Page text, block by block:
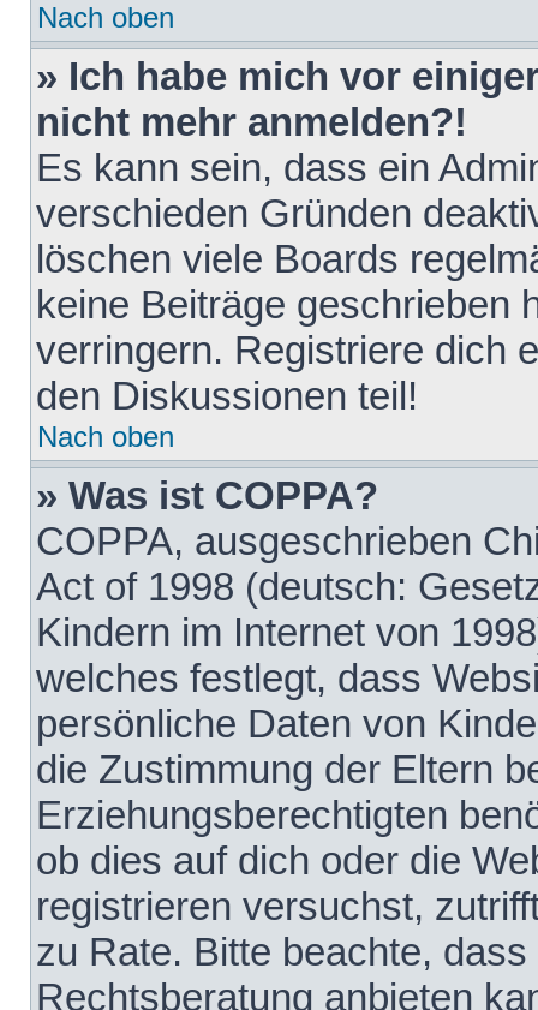
Nach oben
» Ich habe mich vor
nicht mehr anmelden?!
Es kann sein, dass ein
verschieden Gründen
löschen viele Boards
keine Beiträge geschrieben
verringern. Registriere dich
den Diskussionen teil!
Nach oben
» Was ist COPPA?
COPPA, ausgeschrieben
Act of 1998 (deutsch:
Kindern im Internet von
welches festlegt, dass
persönliche Daten von
die Zustimmung der Eltern
Erziehungsberechtigten
ob dies auf dich oder die
registrieren versuchst,
zu Rate. Bitte beachte,
Rechtsberatung anbieten